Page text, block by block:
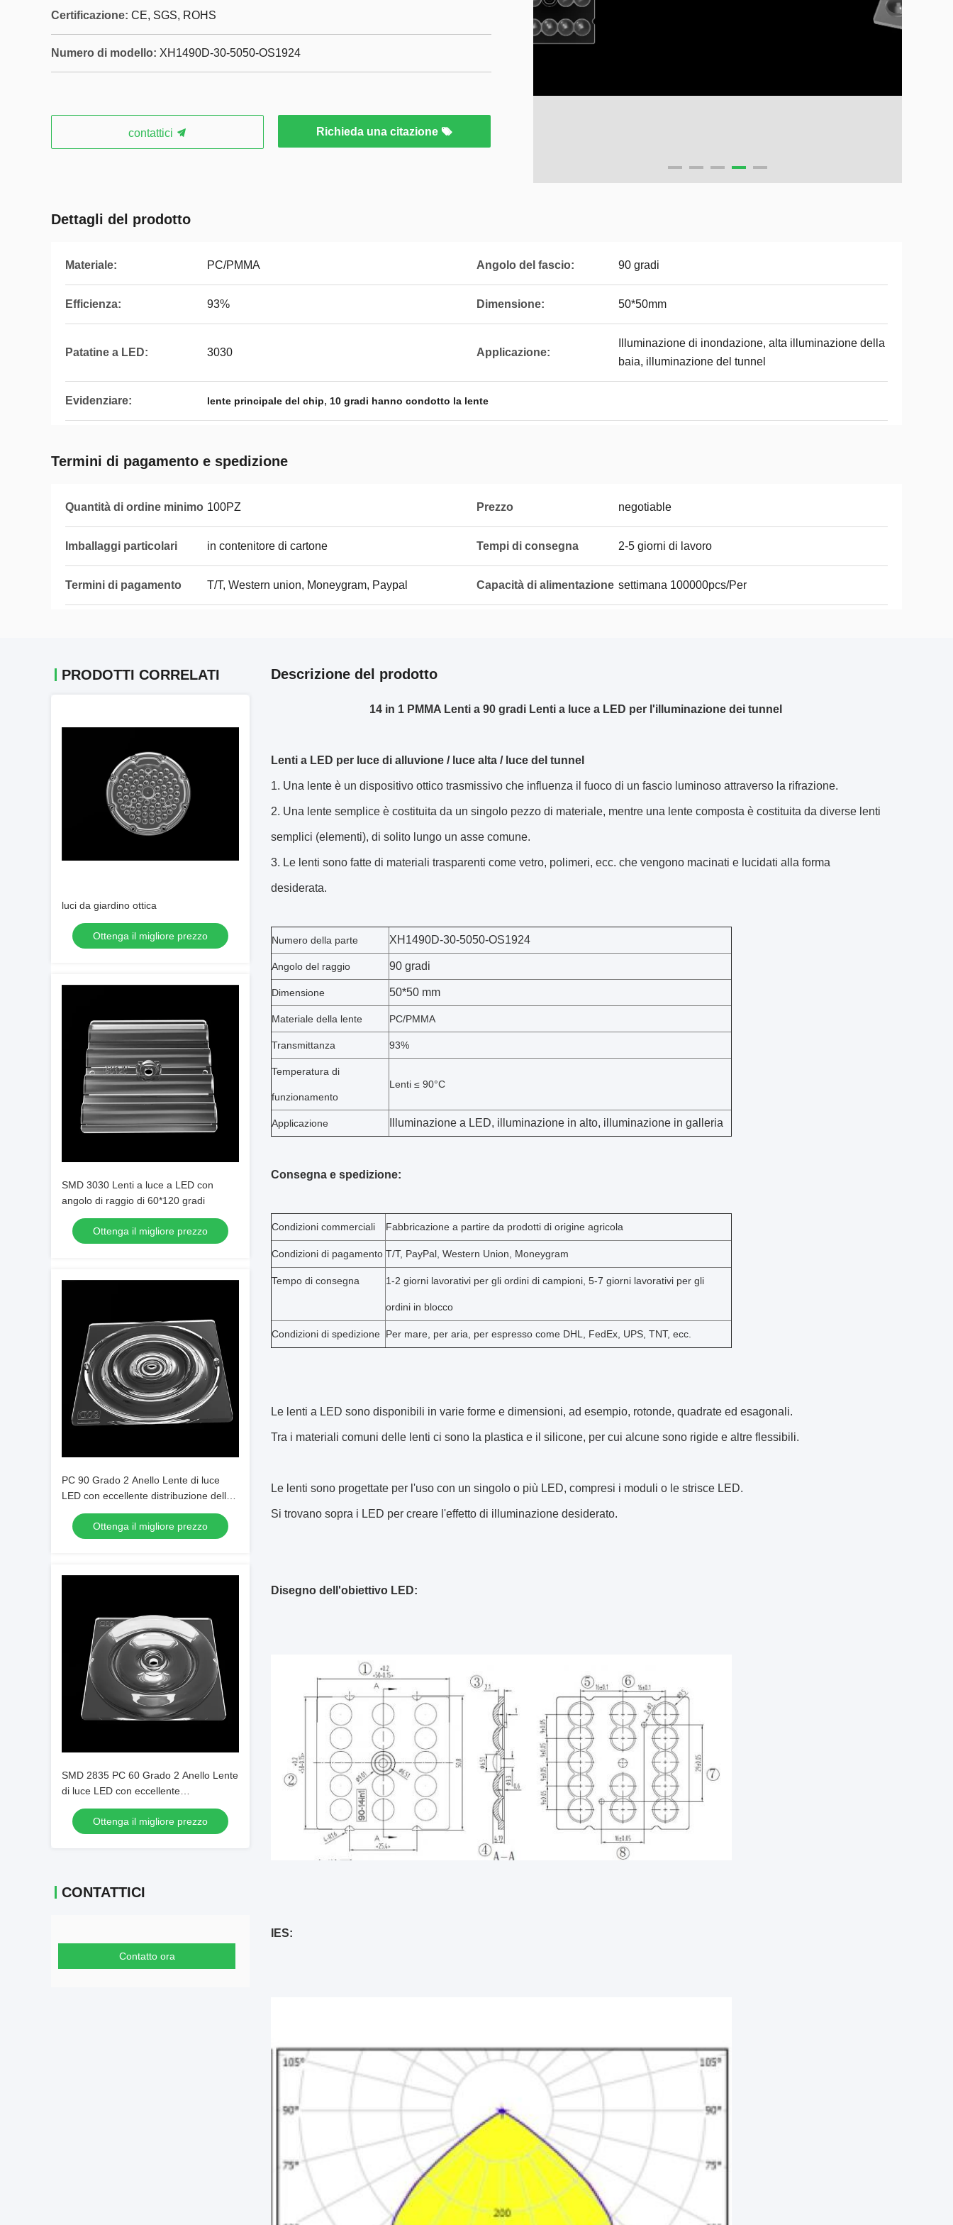
Certificazione: CE, SGS, ROHS
Numero di modello: XH1490D-30-5050-OS1924
contattici Richieda una citazione
Dettagli del prodotto
Materiale: PC/PMMA Angolo del fascio: 90 gradi
Efficienza: 93% Dimensione: 50*50mm
Patatine a LED: 3030 Applicazione:
Illuminazione di inondazione, alta illuminazione della
baia, illuminazione del tunnel
Evidenziare: lente principale del chip, 10 gradi hanno condotto la lente
Termini di pagamento e spedizione
Quantità di ordine minimo 100PZ Prezzo negotiable
Imballaggi particolari in contenitore di cartone Tempi di consegna 2-5 giorni di lavoro
Termini di pagamento T/T, Western union, Moneygram, Paypal Capacità di alimentazione settimana 100000pcs/Per
PRODOTTI CORRELATI
luci da giardino ottica
Ottenga il migliore prezzo
SMD 3030 Lenti a luce a LED con
angolo di raggio di 60*120 gradi
Ottenga il migliore prezzo
PC 90 Grado 2 Anello Lente di luce
LED con eccellente distribuzione della
Ottenga il migliore prezzo
SMD 2835 PC 60 Grado 2 Anello Lente
di luce LED con eccellente
distribuzione della luce
Ottenga il migliore prezzo
CONTATTICI
Contatto ora
Descrizione del prodotto
14 in 1 PMMA Lenti a 90 gradi Lenti a luce a LED per l'illuminazione dei tunnel
Lenti a LED per luce di alluvione / luce alta / luce del tunnel
Una lente è un dispositivo ottico trasmissivo che influenza il fuoco di un fascio luminoso attraverso la rifrazione.
Una lente semplice è costituita da un singolo pezzo di materiale, mentre una lente composta è costituita da diverse lenti
semplici (elementi), di solito lungo un asse comune.
Le lenti sono fatte di materiali trasparenti come vetro, polimeri, ecc. che vengono macinati e lucidati alla forma
desiderata.
Numero della parte XH1490D-30-5050-OS1924
Angolo del raggio 90 gradi
Dimensione 50*50 mm
Materiale della lente PC/PMMA
Transmittanza 93%
Temperatura di
funzionamento
Lenti ≤ 90°C
Applicazione Illuminazione a LED, illuminazione in alto, illuminazione in galleria
Consegna e spedizione:
Condizioni commerciali Fabbricazione a partire da prodotti di origine agricola
Condizioni di pagamento T/T, PayPal, Western Union, Moneygram
Tempo di consegna 1-2 giorni lavorativi per gli ordini di campioni, 5-7 giorni lavorativi per gli
ordini in blocco
Condizioni di spedizione Per mare, per aria, per espresso come DHL, FedEx, UPS, TNT, ecc.
Le lenti a LED sono disponibili in varie forme e dimensioni, ad esempio, rotonde, quadrate ed esagonali.
Tra i materiali comuni delle lenti ci sono la plastica e il silicone, per cui alcune sono rigide e altre flessibili.
Le lenti sono progettate per l'uso con un singolo o più LED, compresi i moduli o le strisce LED.
Si trovano sopra i LED per creare l'effetto di illuminazione desiderato.
Disegno dell'obiettivo LED:
IES: